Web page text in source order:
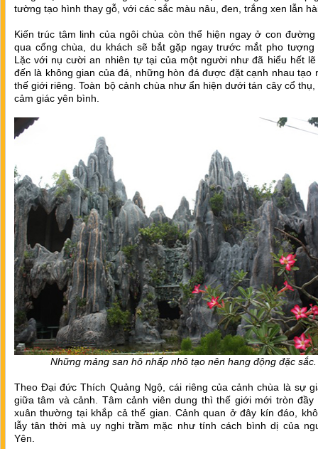
tường tạo hình thay gỗ, với các sắc màu nâu, đen, trắng xen lẫn
Kiến trúc tâm linh của ngôi chùa còn thể hiện ngay ở con
qua cổng chùa, du khách sẽ bắt gặp ngay trước mắt pho tượng
Lặc với nụ cười an nhiên tự tại của một người như đã hiểu hết
đến là không gian của đá, những hòn đá được đặt cạnh nhau tạo
thế giới riêng. Toàn bộ cảnh chùa như ẩn hiện dưới tán cây cổ thụ,
cảm giác yên bình.
Những mảng san hô nhấp nhô tạo nên hang động đặc sắc.
Theo Đại đức Thích Quảng Ngộ, cái riêng của cảnh chùa là sự
giữa tâm và cảnh. Tâm cảnh viên dung thì thế giới mới tròn đầy
xuân thường tại khắp cả thế gian. Cảnh quan ở đây kín đáo,
lẫy tân thời mà uy nghi trầm mặc như tính cách bình dị của
Yên.